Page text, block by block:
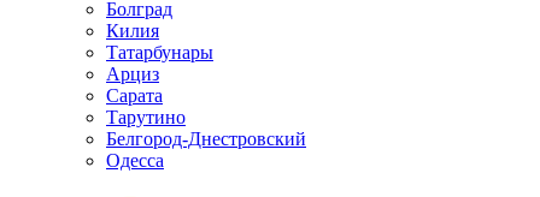
Болград
Килия
Татарбунары
Арциз
Сарата
Тарутино
Белгород-Днестровский
Одесса